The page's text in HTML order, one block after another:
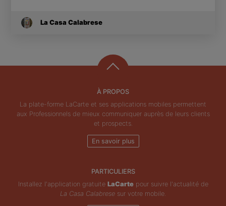
La Casa Calabrese
À PROPOS
La plate-forme LaCarte et ses applications mobiles permettent
aux Professionnels de mieux communiquer auprès de leurs clients
et prospects.
En savoir plus
PARTICULIERS
Installez l'application gratuite LaCartepour suivre l'actualité de
La Casa Calabrese sur votre mobile.